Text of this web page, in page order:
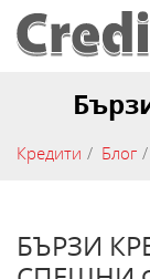
Кредити Блог
БЪРЗИ